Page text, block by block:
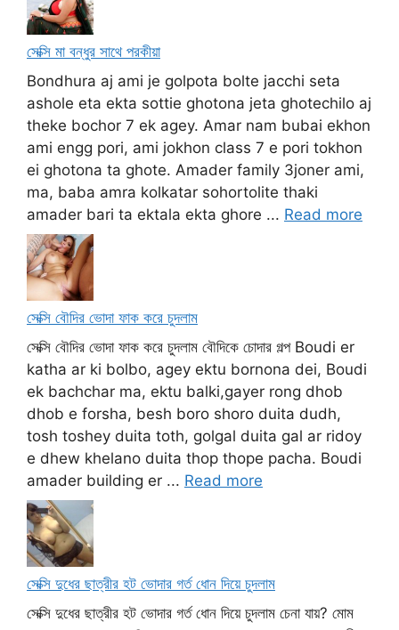
সেক্সি মা বন্ধুর সাথে পরকীয়া
Bondhura aj ami je golpota bolte jacchi seta
ashole eta ekta sottie ghotona jeta ghotechilo aj
theke bochor 7 ek agey. Amar nam bubai ekhon
ami engg pori, ami jokhon class 7 e pori tokhon
ei ghotona ta ghote. Amader family 3joner ami,
ma, baba amra kolkatar sohortolite thaki
amader bari ta ektala ekta ghore ... Read more
সেক্সি বৌদির ভোদা ফাক করে চুদলাম
সেক্সি বৌদির ভোদা ফাক করে চুদলাম বৌদিকে চোদার গল্প Boudi er
katha ar ki bolbo, agey ektu bornona dei, Boudi
ek bachchar ma, ektu balki,gayer rong dhob
dhob e forsha, besh boro shoro duita dudh,
tosh toshey duita toth, golgal duita gal ar ridoy
e dhew khelano duita thop thope pacha. Boudi
amader building er ... Read more
সেক্সি দুধের ছাত্রীর হট ভোদার গর্ত ধোন দিয়ে চুদলাম
সেক্সি দুধের ছাত্রীর হট ভোদার গর্ত ধোন দিয়ে চুদলাম চেনা যায়? মোম